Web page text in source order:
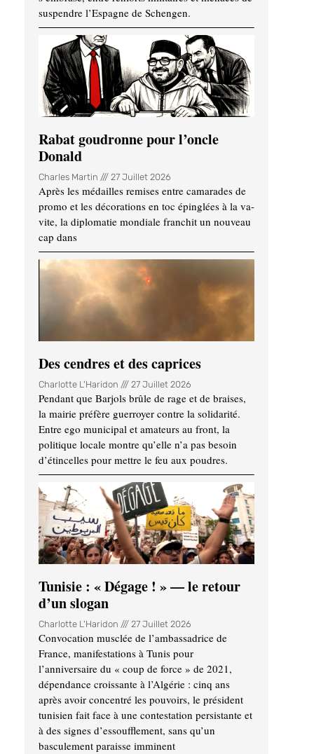
suspendre l’Espagne de Schengen.
Rabat goudronne pour l’oncle
Donald
Charles Martin 27 Juillet 2026
Après les médailles remises entre camarades de
promo et les décorations en toc épinglées à la va-
vite, la diplomatie mondiale franchit un nouveau
cap dans
Des cendres et des caprices
Charlotte L'Haridon 27 Juillet 2026
Pendant que Barjols brûle de rage et de braises,
la mairie préfère guerroyer contre la solidarité.
Entre ego municipal et amateurs au front, la
politique locale montre qu’elle n’a pas besoin
d’étincelles pour mettre le feu aux poudres.
Tunisie : « Dégage ! » — le retour
d’un slogan
Charlotte L'Haridon 27 Juillet 2026
Convocation musclée de l’ambassadrice de
France, manifestations à Tunis pour
l’anniversaire du « coup de force » de 2021,
dépendance croissante à l’Algérie : cinq ans
après avoir concentré les pouvoirs, le président
tunisien fait face à une contestation persistante et
à des signes d’essoufflement, sans qu’un
basculement paraisse imminent